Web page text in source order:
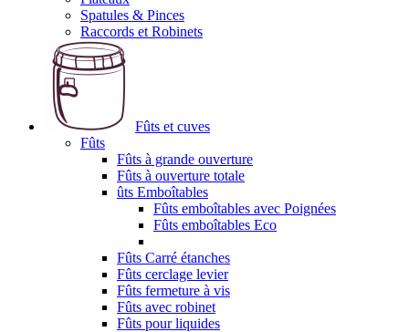
Spatules & Pinces
Raccords et Robinets
Fûts et cuves
Fûts
Fûts à grande ouverture
Fûts à ouverture totale
ûts Emboîtables
Fûts emboîtables avec Poignées
Fûts emboîtables Eco
Fûts Carré étanches
Fûts cerclage levier
Fûts fermeture à vis
Fûts avec robinet
Fûts pour liquides